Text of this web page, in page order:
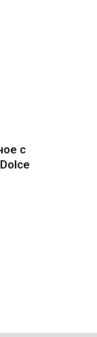
с